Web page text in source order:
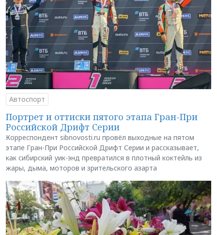
Автоспорт
Портрет и оттиски пятого этапа Гран-При
Российской Дрифт Серии
Корреспондент sibnovosti.ru провёл выходные на пятом
этапе Гран-При Российской Дрифт Серии и рассказывает,
как сибирский уик-энд превратился в плотный коктейль из
жары, дыма, моторов и зрительского азарта